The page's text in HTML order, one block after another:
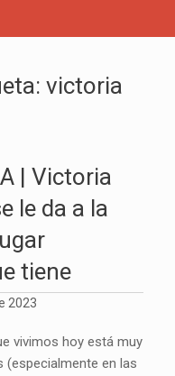
victoria
| Victoria
le da a la
tiene
2023
vivimos hoy está muy
(especialmente en las